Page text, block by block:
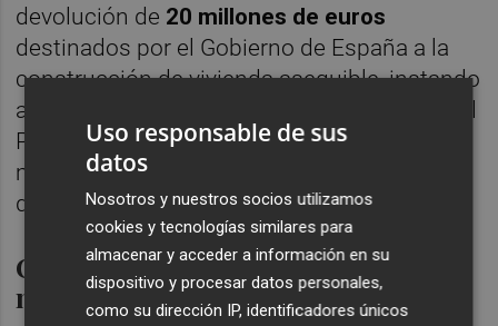
devolución de 20 millones de euros
destinados por el Gobierno de España a la
construcción de vivienda asequible, instando
al Ejecutivo de López Miras a sentarse con el
PSRM para negociar un decálogo de
medidas que agilice los trámites y garantice
que el suelo público mantenga su fin social.
Contradicciones en la estrategia
municipal de Murcia
Uso responsable de sus
datos
Nosotros y nuestros socios utilizamos
cookies y tecnologías similares para
almacenar y acceder a información en su
dispositivo y procesar datos personales,
como su dirección IP, identificadores únicos